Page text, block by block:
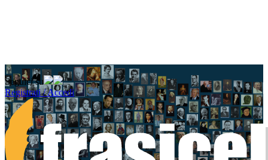
Seguici su
Registrati / Accedi